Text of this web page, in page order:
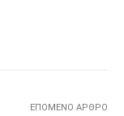
ΕΠΌΜΕΝΟ ΆΡΘΡΟ